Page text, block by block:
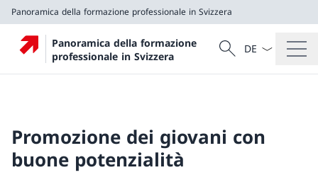
Panoramica della formazione professionale in Svizzera
Panoramica della formazione
professionale in Svizzera
Cercare
Ricerca
Dal menu a
Promozione dei giovani con
buone potenzialità